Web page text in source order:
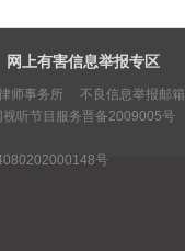
网上有害信息举报专区
师事务所 不良信息举报邮
视听节目服务晋备2009005号
号